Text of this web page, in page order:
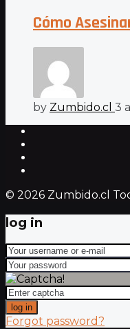
Cómo
by Zumbido.cl 3
© 2026 Zumbido.cl
log in
log in
Forgot password?